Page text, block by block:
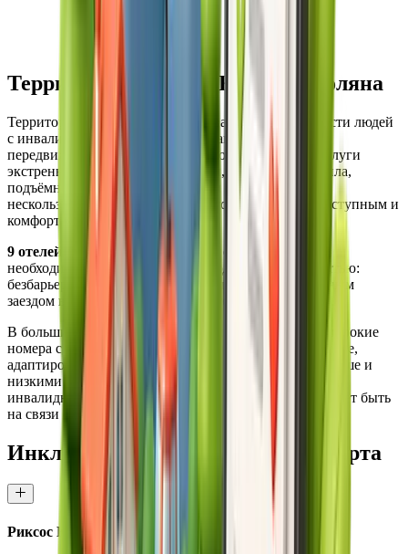
Территория Курорта Красная Поляна
Территория полностью адаптирована под потребности людей
с инвалидностью. Возможность самостоятельного
передвижения, специальные парковочные места, услуги
экстренной медицинской помощи, безопасные перила,
подъёмные платформы и пандусы со специальным
нескользящим покрытием – всё это делает отдых доступным и
комфортным для каждого гостя.
9 отелей
курорта оснащены всеми
необходимыми удобствами для людей с инвалидностью:
безбарьерной входной группой с пандусом, свободным
заездом в рестораны и кафе, просторными лифтами.
В большинстве отелей оборудованы специальные широкие
номера с кнопками вызова помощи в ванной и спальне,
адаптированным санузлом с откидным сиденьем в душе и
низкими раковинами. По запросу предоставляются
инвалидные кресла. Чат с онлайн-консьержем помогает быть
на связи с персоналом отелей в любое время.
Инклюзивная среда в отелях курорта
Риксос Красная Поляна Сочи